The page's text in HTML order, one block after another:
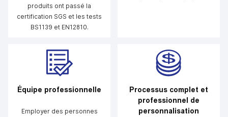
produits ont passé la
certification SGS et les tests
BS1139 et EN12810.
Équipe professionnelle
Employer des personnes
Processus complet et
professionnel de
personnalisation